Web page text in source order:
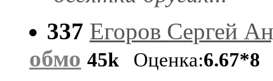
337 Егоров Сергей
обмо 45k Оценка:6.67*8